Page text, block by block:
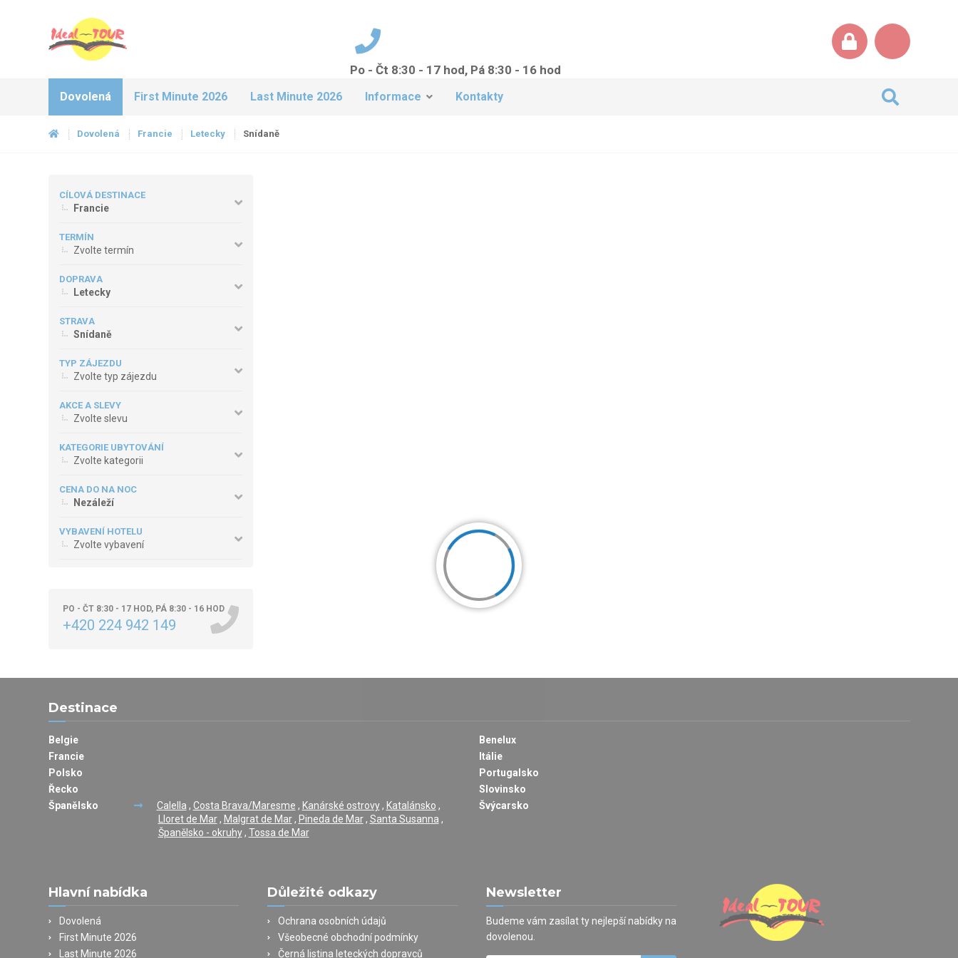
Po - Čt 8:30 - 17 hod, Pá 8:30 - 16 hod
Dovolená First Minute 2026 Last Minute 2026 Informace Kontakty
Dovolená Francie Letecky Snídaně
CÍLOVÁ DESTINACE
Francie
TERMÍN
Zvolte termín
DOPRAVA
Letecky
STRAVA
Snídaně
TYP ZÁJEZDU
Zvolte typ zájezdu
AKCE A SLEVY
Zvolte slevu
KATEGORIE UBYTOVÁNÍ
Zvolte kategorii
CENA DO NA NOC
Nezáleží
VYBAVENÍ HOTELU
Zvolte vybavení
PO - ČT 8:30 - 17 HOD, PÁ 8:30 - 16 HOD
+420 224 942 149
Destinace
Belgie
Benelux
Francie
Itálie
Polsko
Portugalsko
Řecko
Slovinsko
Španělsko
Calella , Costa Brava/Maresme , Kanárské ostrovy, Katalánsko ,
Lloret de Mar, Malgrat de Mar, Pineda de Mar, Santa Susanna ,
Španělsko - okruhy, Tossa de Mar
Švýcarsko
Hlavní nabídka
Dovolená
First Minute 2026
Last Minute 2026
Důležité odkazy
Ochrana osobních údajů
Všeobecné obchodní podmínky
Černá listina leteckých dopravců
Newsletter
Budeme vám zasílat ty nejlepší nabídky na
dovolenou.